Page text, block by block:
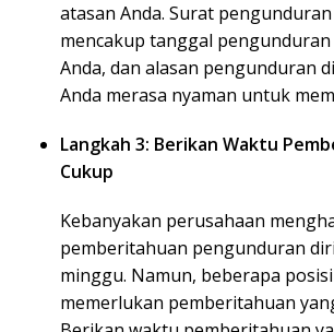
atasan Anda. Surat
mencakup tanggal pengunduran
Anda, dan alasan pengunduran
Anda merasa nyaman untuk
Langkah 3: Berikan Waktu
Cukup
Kebanyakan perusahaan
pemberitahuan pengunduran
minggu. Namun, beberapa
memerlukan pemberitahuan